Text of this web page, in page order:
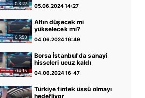
03:27 05.06.2024 14:27
05:53
Altın düşecek mi
yükselecek mi?
04.06.2024 16:49
04:15
Borsa İstanbul'da sanayi
hisseleri ucuz kaldı
04.06.2024 16:47
Türkiye fintek üssü olmayı
hedefliyor